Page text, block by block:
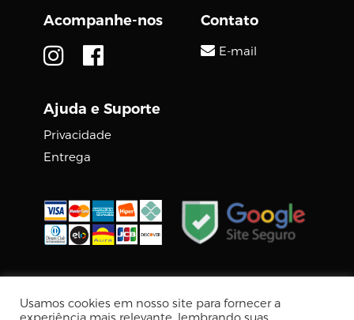
Acompanhe-nos
Ajuda e Suporte
Privacidade
Entrega
Contato
E-mail
Tecnologia Virtuaria
Usamos cookies em nosso site para fornecer a